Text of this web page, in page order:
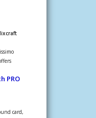
PRO
card,